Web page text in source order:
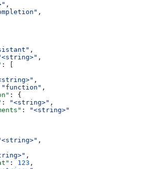
,
,
,
,
: [
,
"function" ,
: {
: "<string>" ,
:
"<string>"
,
,
: 123 ,